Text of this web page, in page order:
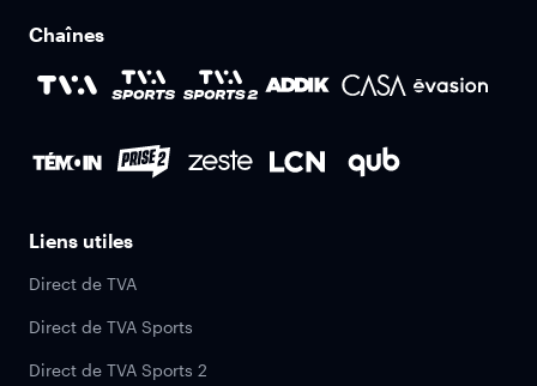
Chaînes
Liens utiles
Direct de TVA
Direct de TVA Sports
Direct de TVA Sports 2